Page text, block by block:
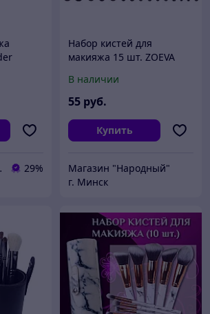
29%
Набор кистей для
макияжа 15 шт. ZOEVA
В наличии
55 руб.
Купить
Магазин "Народный"
г. Минск